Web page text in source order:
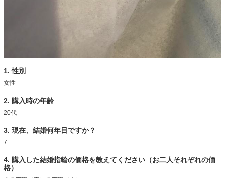
1. 性別
女性
2. 購入時の年齢
20代
3. 現在、結婚何年目ですか？
7
4. 購入した結婚指輪の価格を教えてください（お二人それぞれの価
格）